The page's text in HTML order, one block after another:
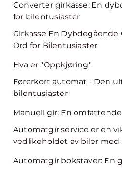
Converter girkasse: En
for bilentusiaster
Girkasse En Dybdegående
Ord for Bilentusiaster
Hva er "Oppkjøring"
Førerkort automat - Den
bilentusiaster
Manuell gir: En
Automatgir service er en
vedlikeholdet av biler
Automatgir bokstaver: En